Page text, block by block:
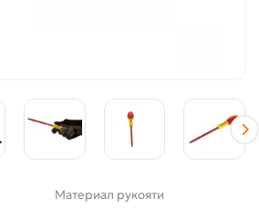
Материал рукояти